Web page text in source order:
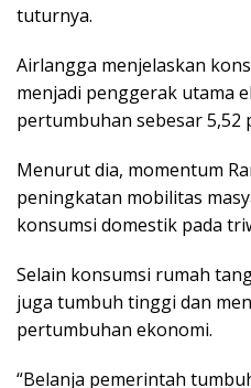
tuturnya.
Airlangga menjelaskan
menjadi penggerak utama
pertumbuhan sebesar 5,52
Menurut dia, momentum
peningkatan mobilitas
konsumsi domestik pada
Selain konsumsi rumah
juga tumbuh tinggi dan
pertumbuhan ekonomi.
“Belanja pemerintah